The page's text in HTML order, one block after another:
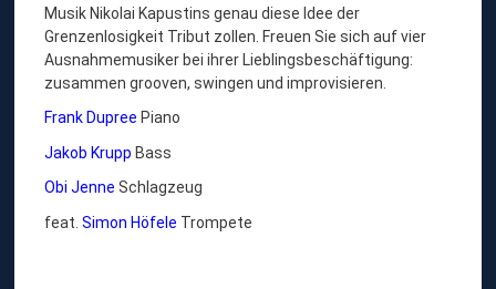
Musik Nikolai Kapustins genau diese Idee der
Grenzenlosigkeit Tribut zollen. Freuen Sie sich auf vier
Ausnahmemusiker bei ihrer Lieblingsbeschäftigung:
zusammen grooven, swingen und improvisieren.
Frank Dupree Piano
Jakob Krupp Bass
Obi Jenne Schlagzeug
feat.Simon Höfele Trompete